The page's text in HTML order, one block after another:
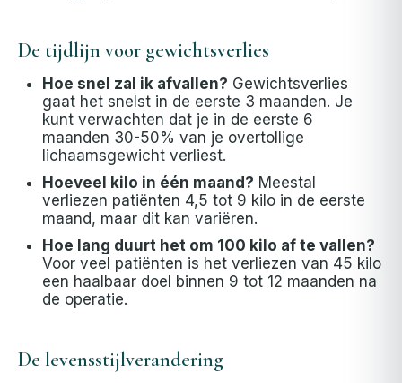
De tijdlijn voor gewichtsverlies
Hoe snel zal ik afvallen? Gewichtsverlies
gaat het snelst in de eerste 3 maanden. Je
kunt verwachten dat je in de eerste 6
maanden 30-50% van je overtollige
lichaamsgewicht verliest.
Hoeveel kilo in één maand? Meestal
verliezen patiënten 4,5 tot 9 kilo in de eerste
maand, maar dit kan variëren.
Hoe lang duurt het om 100 kilo af te vallen?
Voor veel patiënten is het verliezen van 45 kilo
een haalbaar doel binnen 9 tot 12 maanden na
de operatie.
De levensstijlverandering